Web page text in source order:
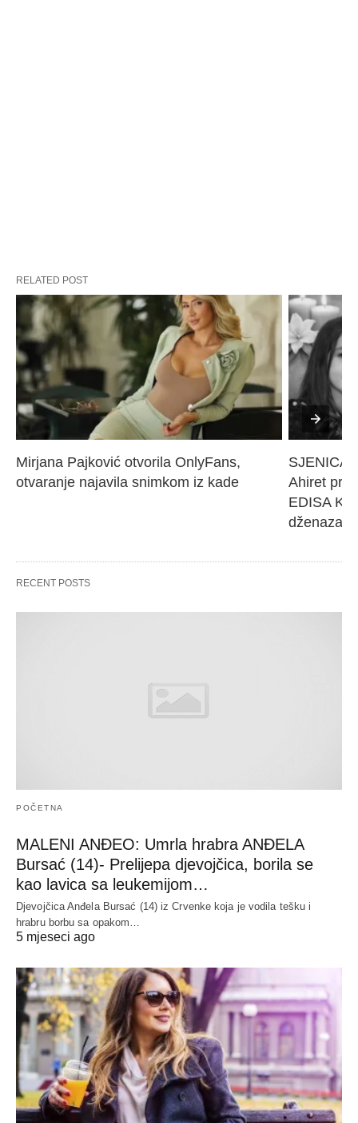
RELATED POST
Mirjana Pajković otvorila OnlyFans,
otvaranje najavila snimkom iz kade
SJENICA
Ahiret
EDISA
dženaza
RECENT POSTS
POČETNA
MALENI ANĐEO: Umrla hrabra ANĐELA
Bursać (14)- Prelijepa djevojčica, borila se
kao lavica sa leukemijom…
Djevojčica Anđela Bursać (14) iz Crvenke koja je vodila tešku i
hrabru borbu sa opakom…
5 mjeseci ago